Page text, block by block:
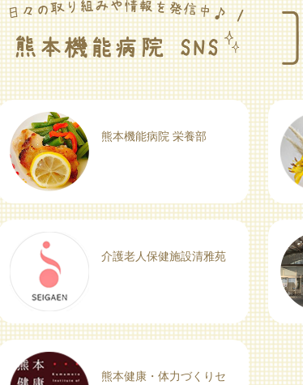
熊本機能病院 栄養部
介護老人保健施設清雅苑
熊本健康・体力づくりセ